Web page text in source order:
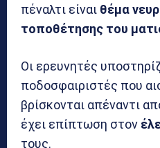
πέναλτι είναι θέμα
τοποθέτησης του
Οι ερευνητές
ποδοσφαιριστές που
βρίσκονται απέναντι
έχει επίπτωση στον
τους.